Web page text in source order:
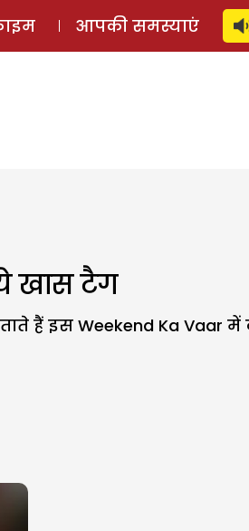
लॉग इन ⚲
आपकी समस्याएं
खास टैग
हैं इस Weekend Ka Vaar में